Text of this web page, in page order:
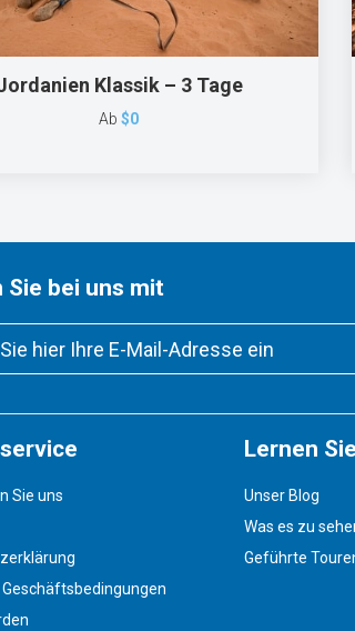
Klassik – 3 Tage
Ab $0
Sie bei uns mit
Sie uns
Lernen
Unser Blog
Was es zu
Geführte